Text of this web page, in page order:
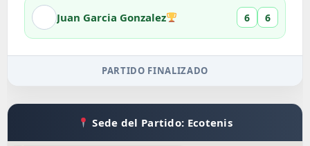
Juan Garcia Gonzalez 6 6
PARTIDO FINALIZADO
Sede del Partido: Ecotenis